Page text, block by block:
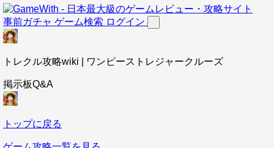
事前ガチャ ゲーム検索 ログイン
トレクル攻略wiki | ワンピーストレジャークルーズ
掲示板Q&A
トップに戻る